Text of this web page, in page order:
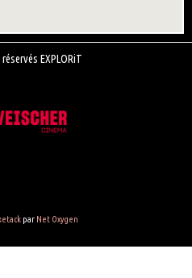
EXPLORiT
par Net Oxygen